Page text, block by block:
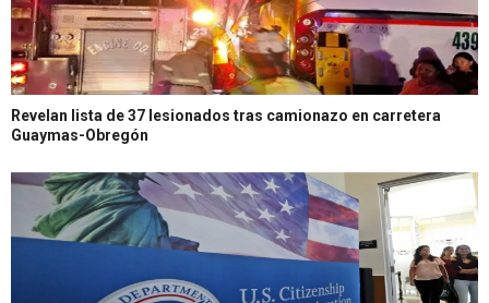
Revelan lista de 37 lesionados tras camionazo en carretera
Guaymas-Obregón